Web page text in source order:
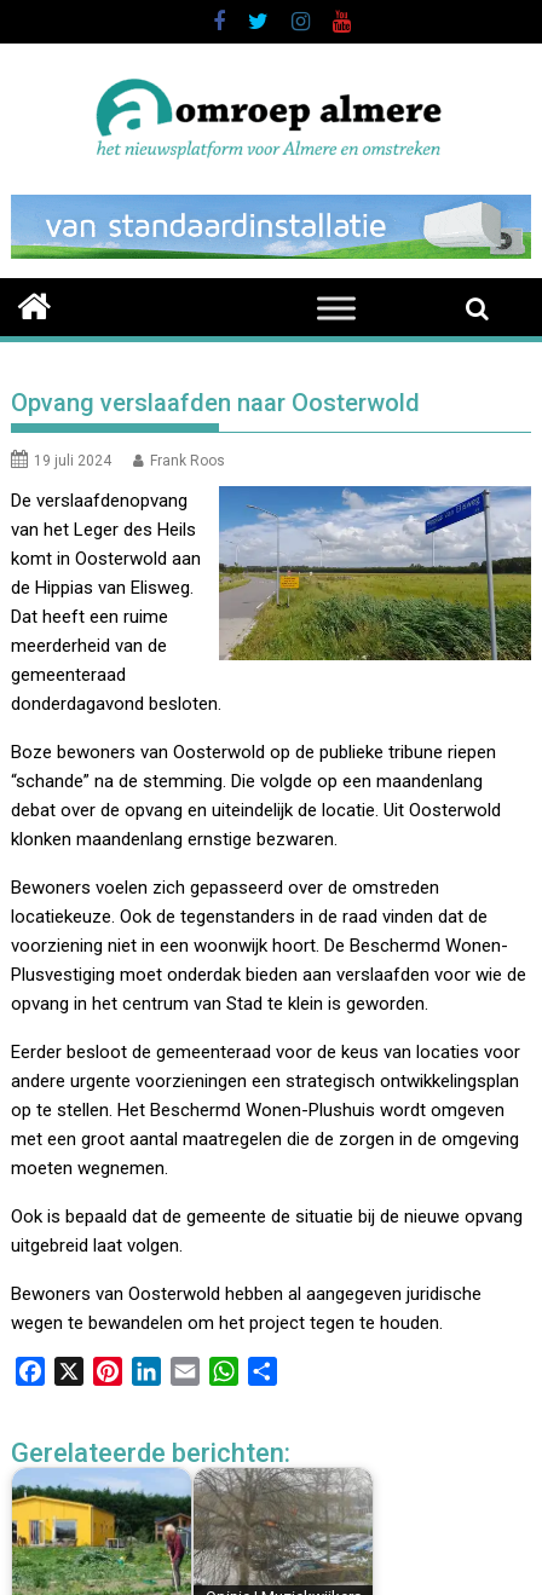
to
Opvang verslaafden naar Oosterwold
19 juli 2024 Frank Roos
De verslaafdenopvang
van het Leger des Heils
komt in Oosterwold aan
de Hippias van Elisweg.
Dat heeft een ruime
meerderheid van de
gemeenteraad
donderdagavond besloten.
Boze bewoners van Oosterwold op de publieke tribune riepen
“schande” na de stemming. Die volgde op een maandenlang
debat over de opvang en uiteindelijk de locatie. Uit Oosterwold
klonken maandenlang ernstige bezwaren.
Bewoners voelen zich gepasseerd over de omstreden
locatiekeuze. Ook de tegenstanders in de raad vinden dat de
voorziening niet in een woonwijk hoort. De Beschermd Wonen-
Plusvestiging moet onderdak bieden aan verslaafden voor wie de
opvang in het centrum van Stad te klein is geworden.
Eerder besloot de gemeenteraad voor de keus van locaties voor
andere urgente voorzieningen een strategisch ontwikkelingsplan
op te stellen. Het Beschermd Wonen-Plushuis wordt omgeven
met een groot aantal maatregelen die de zorgen in de omgeving
moeten wegnemen.
Ook is bepaald dat de gemeente de situatie bij de nieuwe opvang
uitgebreid laat volgen.
Bewoners van Oosterwold hebben al aangegeven juridische
wegen te bewandelen om het project tegen te houden.
e
b
o
o
k
t
e
r
e
s
k
e
d
I
n
i
l
W
t
s
A
p
p
e
n
Gerelateerde berichten: